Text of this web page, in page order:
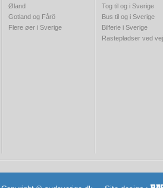
Øland
Gotland og Fårö
Flere øer i Sverige
Tog til og i Sverige
Bus til og i Sverige
Bilferie i Sverige
Rastepladser ved